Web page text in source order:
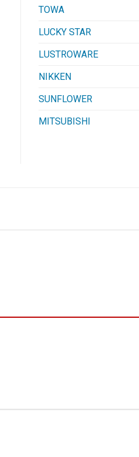
TOWA
LUCKY STAR
LUSTROWARE
NIKKEN
SUNFLOWER
MITSUBISHI